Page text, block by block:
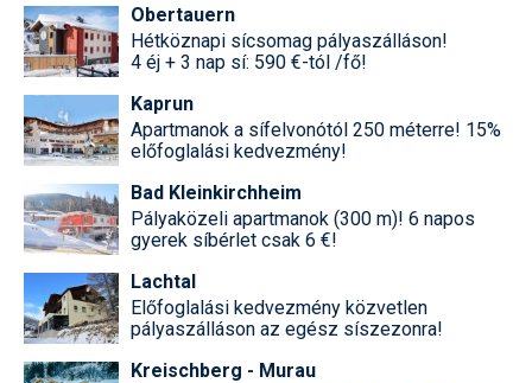
Obertauern
Hétköznapi sícsomag pályaszálláson!
4 éj + 3 nap sí: 590 €-tól /fő!
Kaprun
Apartmanok a sífelvonótól 250 méterre! 15%
előfoglalási kedvezmény!
Bad Kleinkirchheim
Pályaközeli apartmanok (300 m)! 6 napos
gyerek síbérlet csak 6 €!
Lachtal
Előfoglalási kedvezmény közvetlen
pályaszálláson az egész síszezonra!
Kreischberg - Murau